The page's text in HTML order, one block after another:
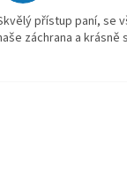
přístup paní, se
záchrana a krásně